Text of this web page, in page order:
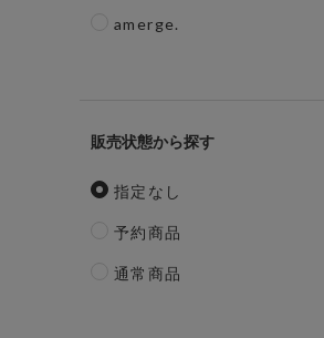
amerge.
販売状態
指定なし
予約商品
通常商品